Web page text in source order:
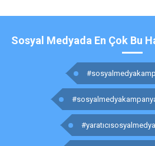
Sosyal Medyada En Çok Bu